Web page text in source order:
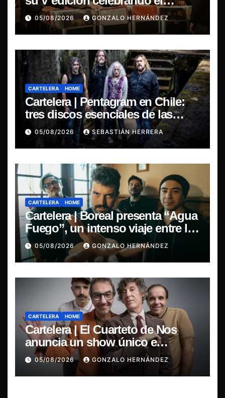
regreso del 7″ fabricado en Chile
05/08/2026 GONZALO HERNÁNDEZ
CARTELERA HOME
Cartelera | Pentagram en Chile:
tres discos esenciales de las
leyendas del doom
05/08/2026 SEBASTIÁN HERRERA
CARTELERA HOME
Cartelera | Boreal presenta “Agua
Fuego”, un intenso viaje entre la
pasión y la desilusión
05/08/2026 GONZALO HERNÁNDEZ
CARTELERA HOME
Cartelera | El Cuarteto de Nos
anuncia un show único e
irrepetible en el Movistar Arena
05/08/2026 GONZALO HERNÁNDEZ